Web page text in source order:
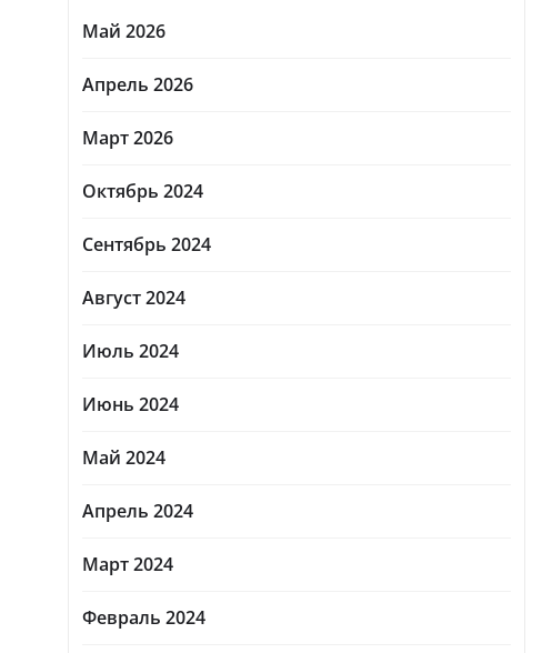
Май 2026
Апрель 2026
Март 2026
Октябрь 2024
Сентябрь 2024
Август 2024
Июль 2024
Июнь 2024
Май 2024
Апрель 2024
Март 2024
Февраль 2024